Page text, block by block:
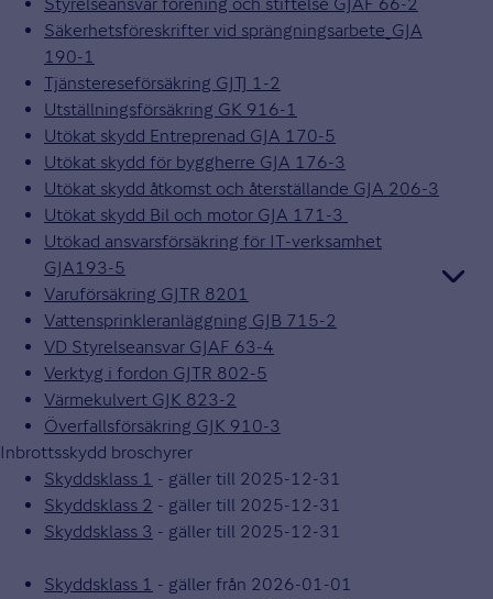
Styrelseansvar förening och stiftelse GJAF 66-2
Säkerhetsföreskrifter vid sprängningsarbete_GJA
190-1
Tjänstereseförsäkring GJTJ 1-2
Utställningsförsäkring GK 916-1
Utökat skydd Entreprenad GJA 170-5
Utökat skydd för byggherre GJA 176-3
Utökat skydd åtkomst och återställande GJA 206-3
Utökat skydd Bil och motor GJA 171-3
Utökad ansvarsförsäkring för IT-verksamhet
GJA193-5
Varuförsäkring GJTR 8201
Vattensprinkleranläggning GJB 715-2
VD Styrelseansvar GJAF 63-4
Verktyg i fordon GJTR 802-5
Värmekulvert GJK 823-2
Överfallsförsäkring GJK 910-3
Inbrottsskydd broschyrer
Skyddsklass 1 - gäller till 2025-12-31
Skyddsklass 2 - gäller till 2025-12-31
Skyddsklass 3 - gäller till 2025-12-31
Skyddsklass 1 - gäller från 2026-01-01